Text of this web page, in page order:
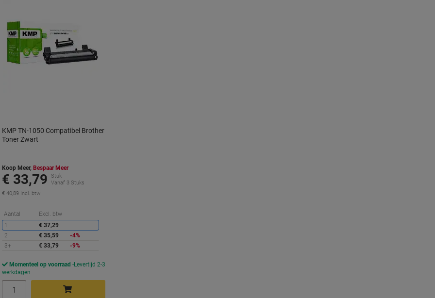
KMP TN-1050 Compatibel Brother
Toner Zwart
Koop Meer, Bespaar Meer
€ 33,79
Stuk
Vanaf 3 Stuks
€ 40,89 Incl. btw
Aantal Excl. btw
1
€ 37,29
2
€ 35,59
-4%
3+
€ 33,79 -9%
Momenteel op voorraad
Levertijd 2-3
werkdagen